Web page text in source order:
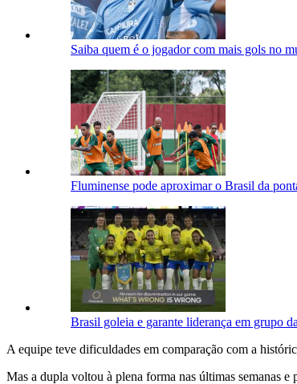
Saiba quem é o jogador com mais gols no
Fluminense pode aproximar o Brasil da
Brasil goleia e garante liderança em grupo
A equipe teve dificuldades em comparação com a
Mas a dupla voltou à plena forma nas últimas semanas